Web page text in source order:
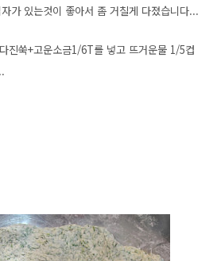
가 있는것이 좋아서 좀 거칠게 다졌습니다...
진쑥+고운소금1/6T를 넣고 뜨거운물 1/5컵